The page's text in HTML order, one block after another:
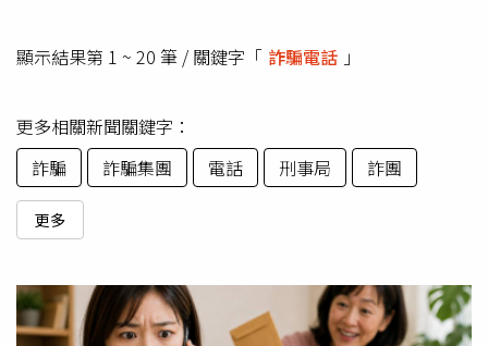
顯示結果第 1 ~ 20 筆 / 關鍵字「 詐騙電話 」
更多相關新聞關鍵字：
詐騙
詐騙集團 電話 刑事局 詐團
更多